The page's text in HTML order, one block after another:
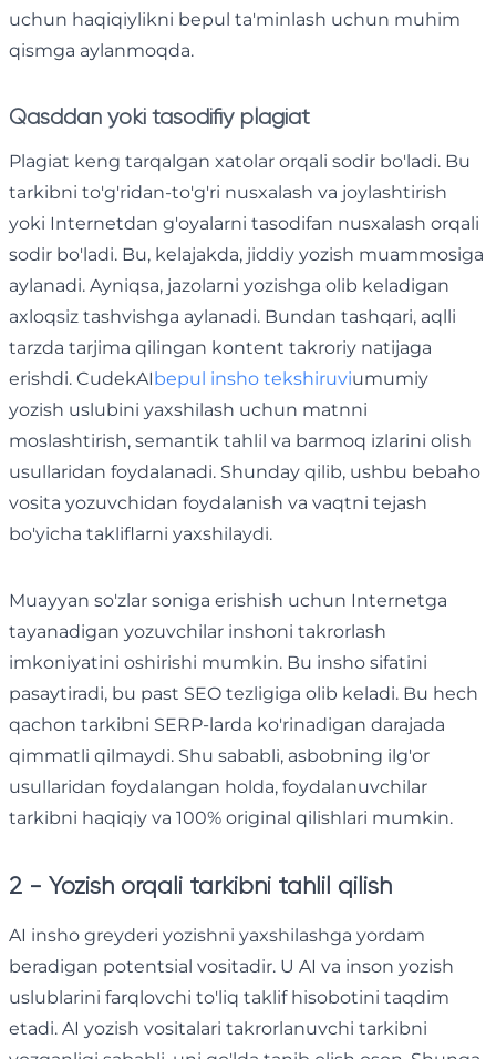
uchun haqiqiylikni bepul ta'minlash uchun muhim
qismga aylanmoqda.
Qasddan yoki tasodifiy plagiat
Plagiat keng tarqalgan xatolar orqali sodir bo'ladi. Bu
tarkibni to'g'ridan-to'g'ri nusxalash va joylashtirish
yoki Internetdan g'oyalarni tasodifan nusxalash orqali
sodir bo'ladi. Bu, kelajakda, jiddiy yozish muammosiga
aylanadi. Ayniqsa, jazolarni yozishga olib keladigan
axloqsiz tashvishga aylanadi. Bundan tashqari, aqlli
tarzda tarjima qilingan kontent takroriy natijaga
erishdi. CudekAIbepul insho tekshiruviumumiy
yozish uslubini yaxshilash uchun matnni
moslashtirish, semantik tahlil va barmoq izlarini olish
usullaridan foydalanadi. Shunday qilib, ushbu bebaho
vosita yozuvchidan foydalanish va vaqtni tejash
bo'yicha takliflarni yaxshilaydi.
Muayyan so'zlar soniga erishish uchun Internetga
tayanadigan yozuvchilar inshoni takrorlash
imkoniyatini oshirishi mumkin. Bu insho sifatini
pasaytiradi, bu past SEO tezligiga olib keladi. Bu hech
qachon tarkibni SERP-larda ko'rinadigan darajada
qimmatli qilmaydi. Shu sababli, asbobning ilg'or
usullaridan foydalangan holda, foydalanuvchilar
tarkibni haqiqiy va 100% original qilishlari mumkin.
2 - Yozish orqali tarkibni tahlil qilish
AI insho greyderi yozishni yaxshilashga yordam
beradigan potentsial vositadir. U AI va inson yozish
uslublarini farqlovchi to'liq taklif hisobotini taqdim
etadi. AI yozish vositalari takrorlanuvchi tarkibni